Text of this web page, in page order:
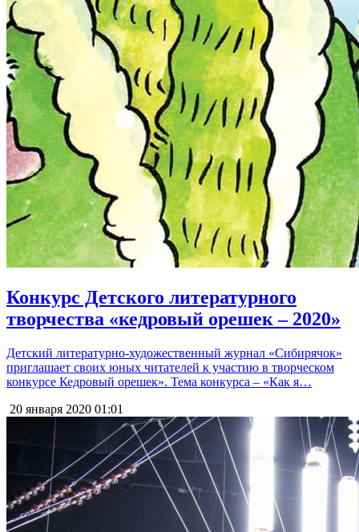
Конкурс Детского литературного
творчества «кедровый орешек – 2020»
Детский литературно-художественный журнал «Сибирячок»
приглашает своих юных читателей к участию в творческом
конкурсе Кедровый орешек». Тема конкурса – «Как я…
20 января 2020 01:01